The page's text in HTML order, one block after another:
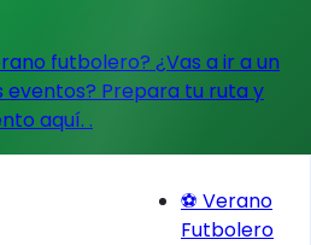
futbolero? ¿Vas a ir a un
eventos? Prepara tu ruta y
aquí. .
⚽ Verano
Futbolero